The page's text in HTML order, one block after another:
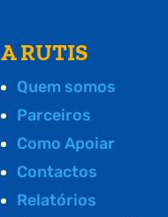
A RUTIS
Quem somos
Parceiros
Como Apoiar
Contactos
Relatórios